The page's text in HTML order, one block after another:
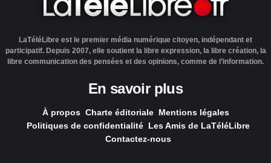
LaTéléLibre est le premier média numérique citoyen, indépendant et
participatif. Depuis 2007, elle soutient la libre expression, la libre création, la
libre communication des pensées et des opinions, comme de l’information.
En savoir plus
À propos Charte éditoriale Mentions légales
Politiques de confidentialité Les Amis de LaTéléLibre
Contactez-nous